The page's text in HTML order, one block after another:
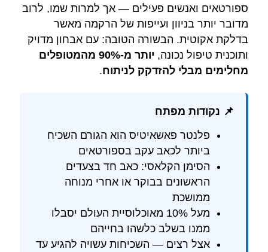
ספורטאים ואנשים פעילים — אך למרות שמו, לרוב
מדובר יותר בניוון ועייפות של הרקמה מאשר
בדלקת אקוטית. הבשורה הטובה: עם אבחון מדויק
ותוכנית טיפול נכונה,
יותר מ-90% מהמטופלים
מחלימים מבלי להזדקק לניתוח.
📌 נקודות מפתח
פלנטר פאשאיטיס הוא הגורם השכיח
ביותר לכאב עקב בספורטאים
הסימן הקלאסי: כאב חד בצעדים
הראשונים בבוקר או אחרי מנוחה
ממושכת
מעל 10% מאוכלוסיית העולם יסבלו
ממנו בשלב כלשהו בחייהם
אצל רצים — השכיחות עשויה להגיע עד